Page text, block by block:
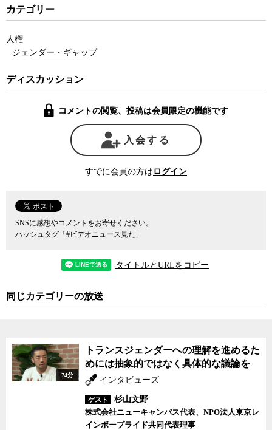
そもそもセクシュアル・ハラスメントは男女雇用機会均等法に規
定された不法行為であり、同法はその１１条で事業主の責務として
定めている。さらに公務員については、人事院規則のなかにセクシ
ュアル・ハラスメントの防止等という項目があり、「他の者を不快
する職員以外の者を不快にさせる」場合も含め、その長が適切に対
1989年に福岡で日本初のセクハラ訴訟が起きてから30年近くが経
つ。福岡訴訟で被害者の代理人を務めた角田由紀子弁護士は、92年
に勝訴判決が出て以降、セクハラに対する社会の問題意識が少しず
つ進んできたことを実感してきた。判例を積み重ねながら、企業の
対策も進んできていた。だからこそ、中央省庁のトップエリートと
年次や出身大学、身分（キャリア（総合職）とプロパー（一般職）
など）によって上下関係が当たり前のように受け入れられている官
僚機構という特殊なヒエラルキーのなかで、人権意識が失われてし
1980年代にアメリカで初めてセクシュアル・ハラスメントが社会
人権問題として取り扱われてきた。1986年、アメリカ連邦裁判所は
これが人権侵害であるという認識が正しく理解されてこなかったこ
とを角田氏は危惧する。
福岡訴訟以来30年にわたりセクシュアル・ハラスメント問題に取
り組んできた弁護士の角田氏とジャーナリスト迫田朋子が議論し
カテゴリー
人権
ジェンダー・ギャップ
ディスカッション
コメントの閲覧、投稿は会員限定の機能です
入会する
すでに会員の方は ログイン
SNSに感想やコメントをお寄せください。
ハッシュタグ「#ビデオニュース見た」
タイトルとURLをコピー
同じカテゴリーの放送
74分
トランスジェンダーへの理解を進めるた
めには抽象的ではなく具体的な議論を
インタビューズ
ゲスト
杉山文野
株式会社ニューキャンバス代表、NPO法人東京レ
インボープライド共同代表理事